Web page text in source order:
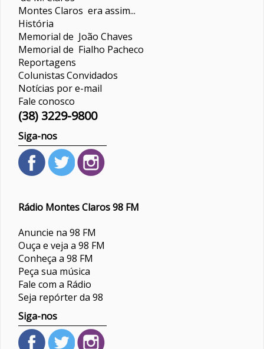
Montes Claros era assim...
História
Memorial de João Chaves
Memorial de Fialho Pacheco
Reportagens
ColunistasConvidados
Notícias por e-mail
Fale conosco
(38) 3229-9800
Siga-nos
Rádio Montes Claros 98 FM
Anuncie na 98 FM
Ouça e veja a 98 FM
Conheça a 98 FM
Peça sua música
Fale com a Rádio
Seja repórter da 98
Siga-nos